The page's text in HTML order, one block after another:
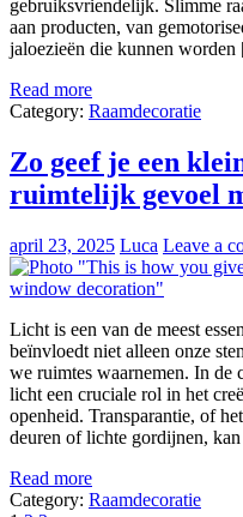
gebruiksvriendelijk. Slimme
aan producten, van
jaloezieën die kunnen
Read more
Category: Raamdecoratie
Zo geef je een
ruimtelijk gevoel
april 23, 2025 Luca Leave a
Licht is een van de meest
beïnvloedt niet alleen onze
we ruimtes waarnemen. In de
licht een cruciale rol in het
openheid. Transparantie, of
deuren of lichte gordijnen,
Read more
Category: Raamdecoratie